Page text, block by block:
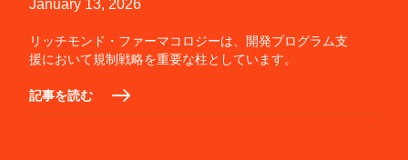
January 13, 2026
リッチモンド・ファーマコロジーは、開発プログラム支
援において規制戦略を重要な柱としています。
記事を読む